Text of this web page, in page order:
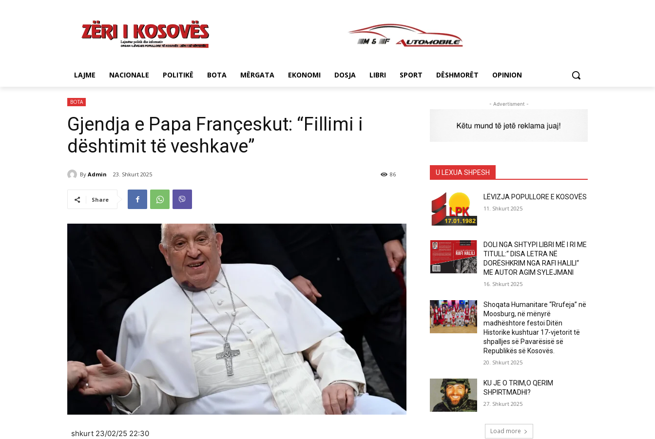
LAJME NACIONALE POLITIKË BOTA MËRGATA EKONOMI DOSJA LIBRI SPORT DËSHMORËT OPINION
BOTA
Gjendja e Papa Françeskut: “Fillimi i
dështimit të veshkave”
By Admin 23. Shkurt 2025 86
Share
shkurt 23/02/25 22:30
- Advertisment -
U LEXUA SHPESH
LËVIZJA POPULLORE E KOSOVËS
11. Shkurt 2025
DOLI NGA SHTYPI LIBRI MË I RI ME
TITULL:“ DISA LETRA NË
DORËSHKRIM NGA RAFI HALILI“
ME AUTOR AGIM SYLEJMANI
16. Shkurt 2025
Shoqata Humanitare “Rrufeja” në
Moosburg, në mënyrë
madhështore festoi Ditën
Historike kushtuar 17-vjetorit të
shpalljes së Pavarësisë së
Republikës së Kosovës.
20. Shkurt 2025
KU JE O TRIM,O QERIM
SHPIRTMADHI?
27. Shkurt 2025
Load more